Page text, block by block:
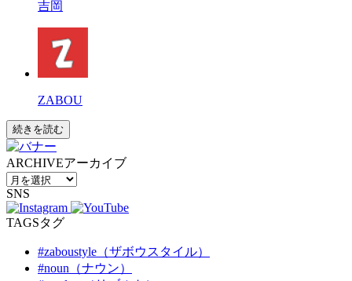
吉岡
ZABOU
続きを読む
ARCHIVEアーカイブ
SNS
TAGSタグ
#zaboustyle（ザボウスタイル）
#noun（ナウン）